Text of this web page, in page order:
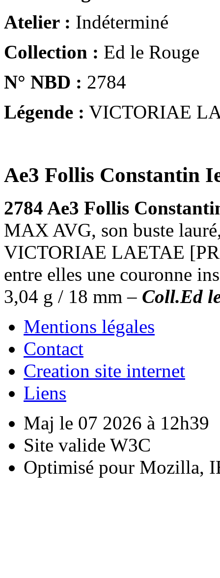
Atelier : Indéterminé
Collection : Ed le Rouge
N° NBD : 2784
Légende : VICTORIAE
Ae3 Follis Constantin
2784 Ae3 Follis
MAX AVG, son buste
VICTORIAE LAETAE
entre elles une couronne
3,04 g / 18 mm – Coll.Ed
Mentions légales
Contact
Creation site internet
Liens
Maj le 07 2026 à 12h39
Site valide W3C
Optimisé pour Mozilla,